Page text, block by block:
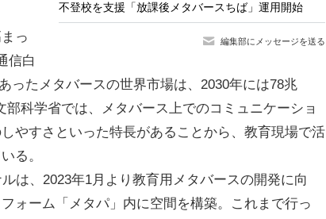
不登校を支援「放課後メタバースちば」運用開始
編集部にメッセージを送る
っ
信白
ったメタバースの世界市場は、2030年には78兆
科学省では、メタバース上でのコミュニケーショ
やすさといった特長があることから、教育現場で活
る。
は、2023年1月より教育用メタバースの開発に向
ォーム「メタパ」内に空間を構築。これまで行っ